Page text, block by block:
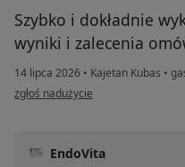
Szybko i dokładnie
wyniki i zalecenia
14 lipca 2026 • Kajetan Kubas •
w opinii użytkownika Dawid
zgłoś nadużycie
EndoVita